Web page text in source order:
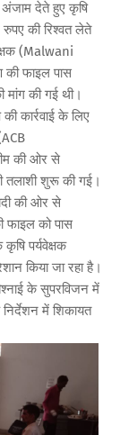
देते हुए कृषि
की रिश्वत लेते
(Malwani
की फाइल पास
मांग की गई थी।
कार्रवाई के लिए
की ओर से
तलाशी शुरू की गई।
की ओर से
फाइल को पास
पर्यवेक्षक
किया जा रहा है।
के सुपरविजन में
में शिकायत